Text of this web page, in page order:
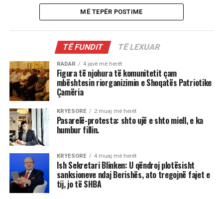
MË TEPËR POSTIME
TË FUNDIT TË LEXUAR
RADAR 4 javë më herët
Figura të njohura të komunitetit çam
mbështesin riorganizimin e Shoqatës Patriotike
Çamëria
KRYESORE 2 muaj më herët
Pasarelë-protesta: shto ujë e shto miell, e ka
humbur fillin.
KRYESORE 4 muaj më herët
Ish Sekretari Blinken: U qëndroj plotësisht
sanksioneve ndaj Berishës, ato tregojnë fajet e
tij, jo të SHBA